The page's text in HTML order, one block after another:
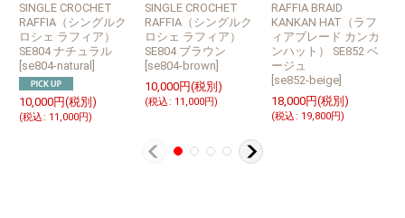
SINGLE CROCHET
RAFFIA（シングルク
ロシェ ラフィア）
SE804 ナチュラル
se804-natural
10,000円(税別)
(税込: 11,000円)
SINGLE CROCHET
RAFFIA（シングルク
ロシェ ラフィア）
SE804 ブラウン
se804-brown
10,000円(税別)
(税込: 11,000円)
RAFFIA BRAID
KANKAN HAT（ラフ
ィアブレード カンカ
ンハット） SE852 ベ
ージュ
se852-beige]
18,000円(税別)
(税込: 19,800円)